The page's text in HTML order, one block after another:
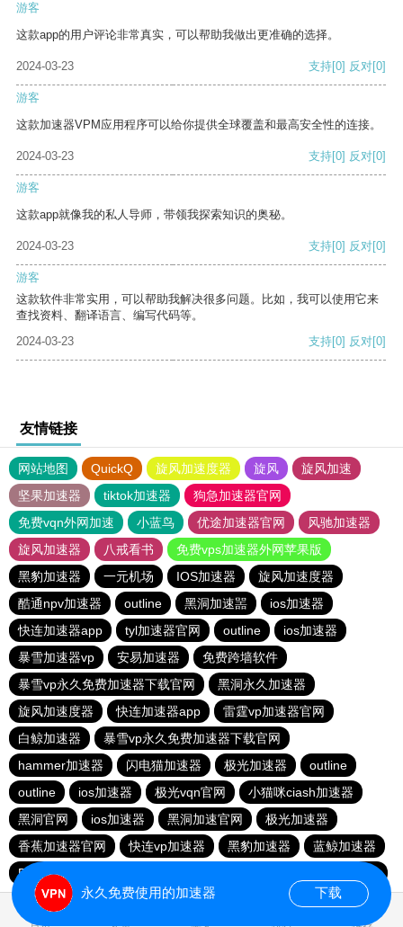
游客
这款app的用户评论非常真实，可以帮助我做出更准确的选择。
2024-03-23 支持[0] 反对[0]
游客
这款加速器VPM应用程序可以给你提供全球覆盖和最高安全性的连接。
2024-03-23 支持[0] 反对[0]
游客
这款app就像我的私人导师，带领我探索知识的奥秘。
2024-03-23 支持[0] 反对[0]
游客
这款软件非常实用，可以帮助我解决很多问题。比如，我可以使用它来
查找资料、翻译语言、编写代码等。
2024-03-23
支持[0] 反对[0]
友情链接
网站地图 QuickQ 旋风加速度器 旋风
旋风加速
坚果加速器
tiktok加速器
狗急加速器官网
免费vqn外网加速
小蓝鸟 优途加速器官网
风驰加速器
旋风加速器
八戒看书
免费vps加速器外网苹果版
黑豹加速器
一元机场 IOS加速器
旋风加速度器
酷通npv加速器
outline 黑洞加速噐
ios加速器
快连加速器app
tyl加速器官网 outline
ios加速器
暴雪加速器vp
安易加速器
免费跨墙软件
暴雪vp永久免费加速器下载官网
黑洞永久加速器
旋风加速度器
快连加速器app
雷霆vp加速器官网
白鲸加速器
暴雪vp永久免费加速器下载官网
hammer加速器
闪电猫加速器 极光加速器
outline
outline
ios加速器 极光vqn官网
小猫咪ciash加速器
黑洞官网
ios加速器 黑洞加速官网
极光加速器
香蕉加速器官网
快连vp加速器 黑豹加速器
蓝鲸加速器
BitzNet官网
hammer加速器
永久免费使用的加速器 下载